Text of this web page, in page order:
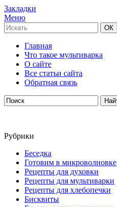
Закладки
Меню
Главная
Что такое мультиварка
О сайте
Все статьи сайта
Обратная связь
Рубрики
Беседка
Готовим в микроволновке
Рецепты для духовки
Рецепты для мультиварки
Рецепты для хлебопечки
Бисквиты